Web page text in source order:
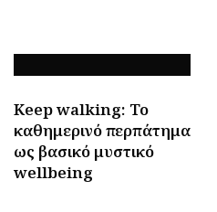
Keep walking: To
καθημερινό περπάτημα
ως βασικό μυστικό
wellbeing